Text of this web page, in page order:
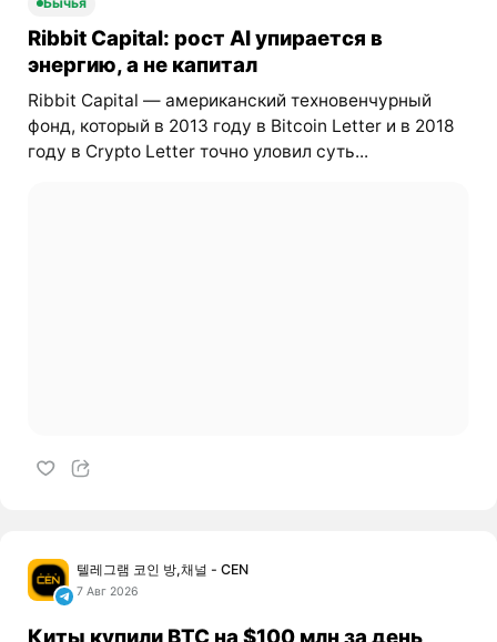
Ribbit Capital: рост AI упирается в
энергию, а не капитал
Ribbit Capital — американский техновенчурный
фонд, который в 2013 году в Bitcoin Letter и в 2018
году в Crypto Letter точно уловил суть...
텔레그램 코인 방,채널 - CEN
7 Авг 2026
Киты купили BTC на $100 млн за день